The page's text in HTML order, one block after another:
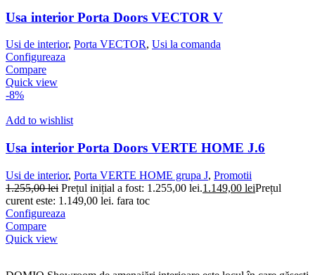
Usa interior Porta Doors VECTOR V
Usi de interior, Porta VECTOR, Usi la comanda
Configureaza
Compare
Quick view
-8%
Add to wishlist
Usa interior Porta Doors VERTE HOME J.6
Usi de interior, Porta VERTE HOME grupa J, Promotii
1.255,00lei Prețul inițial a fost: 1.255,00 lei.1.149,00 leiPrețul
curent este: 1.149,00 lei. fara toc
Configureaza
Compare
Quick view